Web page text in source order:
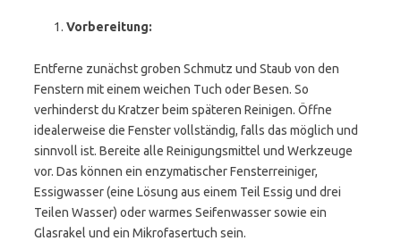
Vorbereitung:
Entferne zunächst groben Schmutz und Staub von den
Fenstern mit einem weichen Tuch oder Besen. So
verhinderst du Kratzer beim späteren Reinigen. Öffne
idealerweise die Fenster vollständig, falls das möglich und
sinnvoll ist. Bereite alle Reinigungsmittel und Werkzeuge
vor. Das können ein enzymatischer Fensterreiniger,
Essigwasser (eine Lösung aus einem Teil Essig und drei
Teilen Wasser) oder warmes Seifenwasser sowie ein
Glasrakel und ein Mikrofasertuch sein.